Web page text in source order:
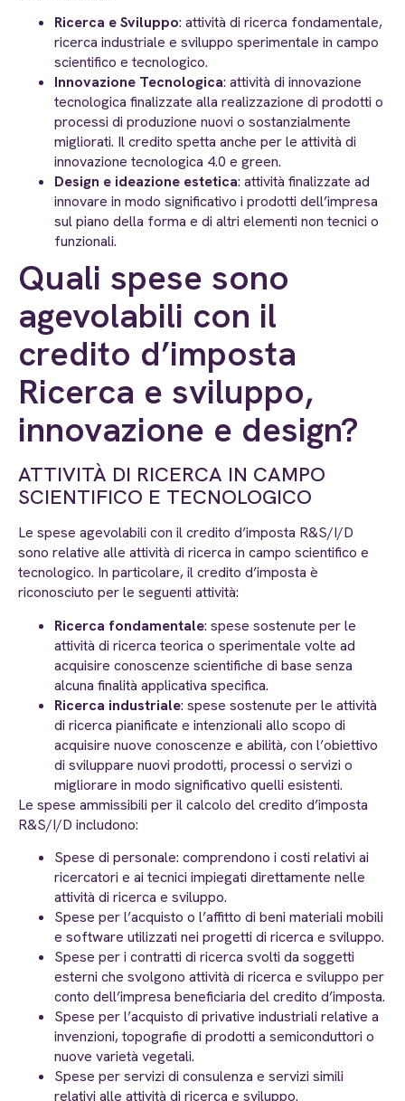
Ricerca e Sviluppo: attività di ricerca fondamentale,
ricerca industriale e sviluppo sperimentale in campo
scientifico e tecnologico.
Innovazione Tecnologica: attività di innovazione
tecnologica finalizzate alla realizzazione di prodotti o
processi di produzione nuovi o sostanzialmente
migliorati. Il credito spetta anche per le attività di
innovazione tecnologica 4.0 e green.
Design e ideazione estetica: attività finalizzate ad
innovare in modo significativo i prodotti dell’impresa
sul piano della forma e di altri elementi non tecnici o
funzionali.
Quali spese sono
agevolabili con il
credito d’imposta
Ricerca e sviluppo,
innovazione e design?
ATTIVITÀ DI RICERCA IN CAMPO
SCIENTIFICO E TECNOLOGICO
Le spese agevolabili con il credito d’imposta R&S/I/D
sono relative alle attività di ricerca in campo scientifico e
tecnologico. In particolare, il credito d’imposta è
riconosciuto per le seguenti attività:
Ricerca fondamentale: spese sostenute per le
attività di ricerca teorica o sperimentale volte ad
acquisire conoscenze scientifiche di base senza
alcuna finalità applicativa specifica.
Ricerca industriale: spese sostenute per le attività
di ricerca pianificate e intenzionali allo scopo di
acquisire nuove conoscenze e abilità, con l’obiettivo
di sviluppare nuovi prodotti, processi o servizi o
migliorare in modo significativo quelli esistenti.
Le spese ammissibili per il calcolo del credito d’imposta
R&S/I/D includono:
Spese di personale: comprendono i costi relativi ai
ricercatori e ai tecnici impiegati direttamente nelle
attività di ricerca e sviluppo.
Spese per l’acquisto o l’affitto di beni materiali mobili
e software utilizzati nei progetti di ricerca e sviluppo.
Spese per i contratti di ricerca svolti da soggetti
esterni che svolgono attività di ricerca e sviluppo per
conto dell’impresa beneficiaria del credito d’imposta.
Spese per l’acquisto di privative industriali relative a
invenzioni, topografie di prodotti a semiconduttori o
nuove varietà vegetali.
Spese per servizi di consulenza e servizi simili
relativi alle attività di ricerca e sviluppo.